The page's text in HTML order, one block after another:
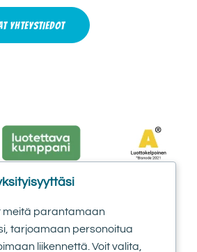
YHTEYSTIEDOT
meitä parantamaan
tarjoamaan personoitua
liikennettä. Voit valita,